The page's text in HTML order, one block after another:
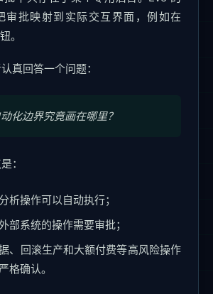
审批映射到实际交互界面，例如在
。
真回答一个问题：
化边界究竟画在哪里？
：
析操作可以自动执行；
部系统的操作需要审批；
、回滚生产和大额付费等高风险操作
格确认。